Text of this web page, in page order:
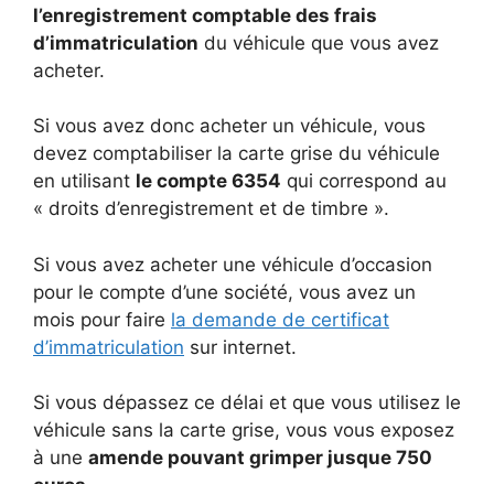
l’enregistrement comptable des frais
d’immatriculation du véhicule que vous avez
acheter.
Si vous avez donc acheter un véhicule, vous
devez comptabiliser la carte grise du véhicule
en utilisant le compte 6354 qui correspond au
« droits d’enregistrement et de timbre ».
Si vous avez acheter une véhicule d’occasion
pour le compte d’une société, vous avez un
mois pour faire la demande de certificat
d’immatriculation sur internet.
Si vous dépassez ce délai et que vous utilisez le
véhicule sans la carte grise, vous vous exposez
à une amende pouvant grimper jusque 750